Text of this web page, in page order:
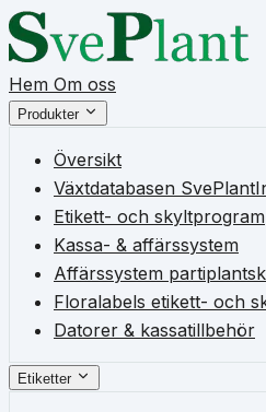
Hem Om oss
Produkter
Översikt
Växtdatabasen
Etikett- och skyltprogram
Kassa- & affärssystem
Affärssystem
Floralabels etikett- och
Datorer & kassatillbehör
Etiketter